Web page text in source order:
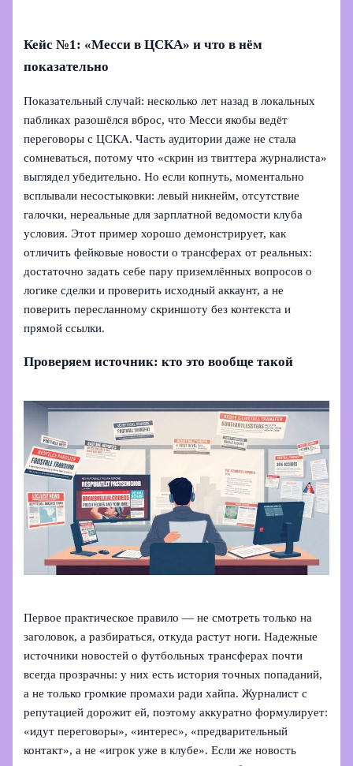
Кейс №1: «Месси в ЦСКА» и что в нём
показательно
Показательный случай: несколько лет назад в локальных
пабликах разошёлся вброс, что Месси якобы ведёт
переговоры с ЦСКА. Часть аудитории даже не стала
сомневаться, потому что «скрин из твиттера журналиста»
выглядел убедительно. Но если копнуть, моментально
всплывали несостыковки: левый никнейм, отсутствие
галочки, нереальные для зарплатной ведомости клуба
условия. Этот пример хорошо демонстрирует, как
отличить фейковые новости о трансферах от реальных:
достаточно задать себе пару приземлённых вопросов о
логике сделки и проверить исходный аккаунт, а не
поверить пересланному скриншоту без контекста и
прямой ссылки.
Проверяем источник: кто это вообще такой
Первое практическое правило — не смотреть только на
заголовок, а разбираться, откуда растут ноги. Надежные
источники новостей о футбольных трансферах почти
всегда прозрачны: у них есть история точных попаданий,
а не только громкие промахи ради хайпа. Журналист с
репутацией дорожит ей, поэтому аккуратно формулирует:
«идут переговоры», «интерес», «предварительный
контакт», а не «игрок уже в клубе». Если же новость